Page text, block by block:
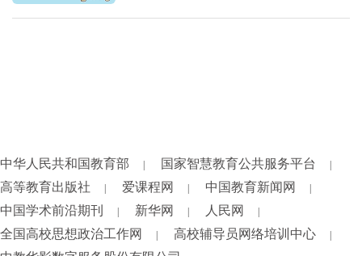
中华人民共和国教育部 国家智慧教育公共服务平台
高等教育出版社 爱课程网 中国教育新闻网
中国学术前沿期刊 新华网 人民网
全国高校思想政治工作网 高校辅导员网络培训中心